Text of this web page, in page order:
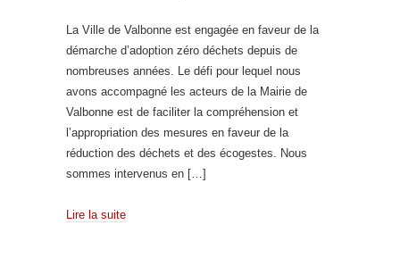
La Ville de Valbonne est engagée en faveur de la
démarche d’adoption zéro déchets depuis de
nombreuses années. Le défi pour lequel nous
avons accompagné les acteurs de la Mairie de
Valbonne est de faciliter la compréhension et
l’appropriation des mesures en faveur de la
réduction des déchets et des écogestes. Nous
sommes intervenus en […]
Lire la suite